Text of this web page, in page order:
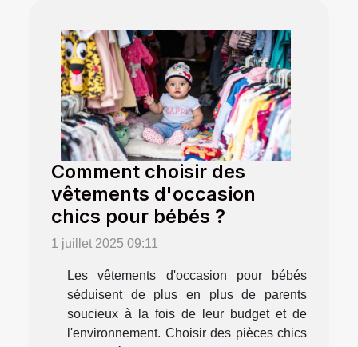
Comment choisir des
vêtements d'occasion
chics pour bébés ?
1 juillet 2025 09:11
Les vêtements d'occasion pour bébés
séduisent de plus en plus de parents
soucieux à la fois de leur budget et de
l'environnement. Choisir des pièces chics